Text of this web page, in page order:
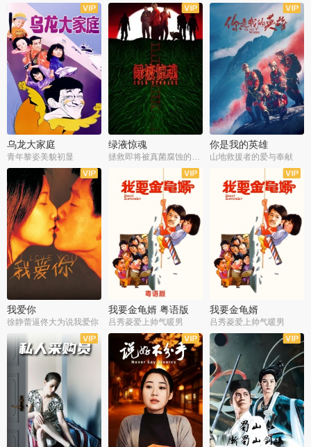
乌龙大家庭
青年黎姿美貌初显
绿液惊魂
拯救即将被真菌腐蚀的世界
你是我的英雄
山地救援者的爱与奉献
我爱你
徐静蕾逼佟大为说我爱你
我要金龟婿 粤语版
吕秀菱爱上帅气暖男
我要金龟婿
吕秀菱爱上帅气暖男